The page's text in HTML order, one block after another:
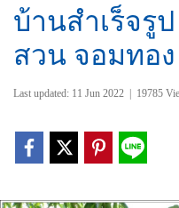
บ้านสำเร็จรู
สวน จอมทอ
Last updated: 11 Jun 2022 19785